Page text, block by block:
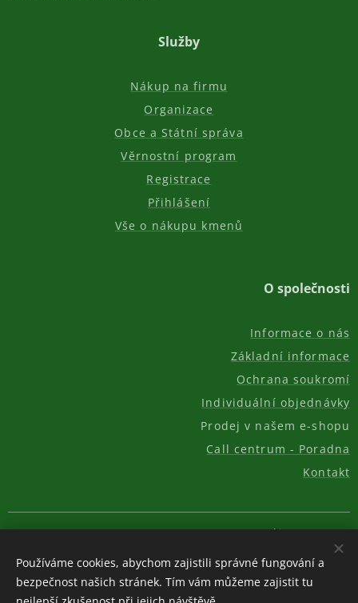
Služby
Nákup na firmu
Organizace
Obce a Státní správa
Věrnostní program
Registrace
Přihlášení
Vše o nákupu kmenů
O společnosti
Informace o nás
Základní informace
Ochrana soukromí
Individuální objednávky
Prodej v našem e-shopu
Call centrum - Poradna
Kontakt
© 2011-2026, AKC REAL GROUP s.r.o. Cookies
Měna
CZK Kč
EUR € USD $
Používáme cookies, abychom zajistili správné fungování a
bezpečnost našich stránek. Tím vám můžeme zajistit tu